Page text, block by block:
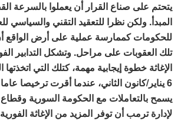
يتحتم على صناع القرار أن يعملوا بالسرعة
المبدأ. ولكن نظرا للتعقيد التقني والسياسي
للحكومات كممارسة عملية على أرض الواقع
تلك العقوبات على مراحل. وتشكل التدابير
الإغاثة خطوة إيجابية مهمة، كتلك التي اتخذتها
6 يناير/كانون الثاني، عندما أقرت ترخيصا
يسمح بالتعاملات مع الحكومة السورية وقطاع
لإدارة ترمب أن توفر المزيد من الإغاثة